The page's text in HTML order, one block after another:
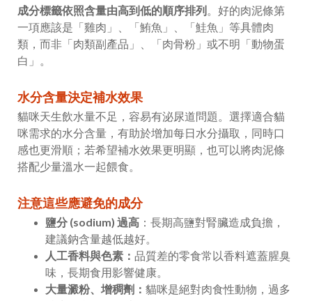
成分標籤依照含量由高到低的順序排列 。好的肉泥條第
一項應該是「雞肉」、「鮪魚」、「鮭魚」等具體肉
類，而非「肉類副產品」、「肉骨粉」或不明「動物蛋
白」。
水分含量決定補水效果
貓咪天生飲水量不足，容易有泌尿道問題。選擇適合貓
咪需求的水分含量，有助於增加每日水分攝取，同時口
感也更滑順；若希望補水效果更明顯，也可以將肉泥條
搭配少量溫水一起餵食。
注意這些應避免的成分
鹽分 (sodium) 過高 ：長期高鹽對腎臟造成負擔，
建議鈉含量越低越好。
人工香料與色素： 品質差的零食常以香料遮蓋腥臭
味，長期食用影響健康。
大量澱粉、增稠劑： 貓咪是絕對肉食性動物，過多